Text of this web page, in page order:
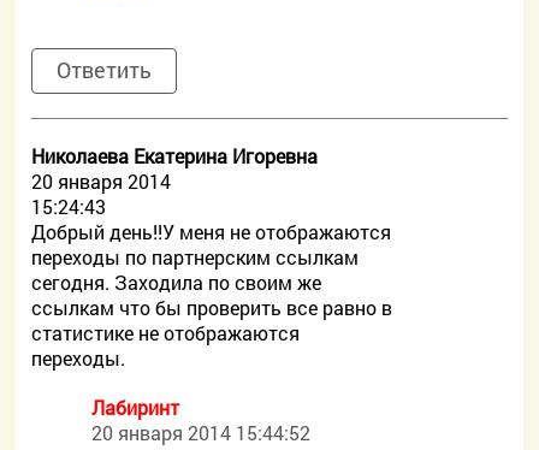
Ответить
Николаева Екатерина Игоревна
20 января 2014
15:24:43
Добрый день!!У меня не отображаются
переходы по партнерским ссылкам
сегодня. Заходила по своим же
ссылкам что бы проверить все равно в
статистике не отображаются
переходы.
Лабиринт
20 января 2014 15:44:52